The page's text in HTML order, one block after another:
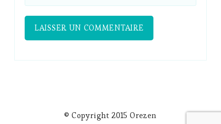
© Copyright 2015 Orezen